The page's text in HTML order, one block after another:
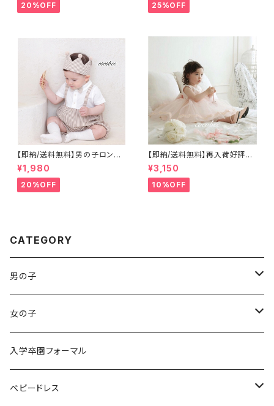
ー 子供 大人 フォーマル髪
飾り撮影発表会七五三
20%OFF
結婚式 面接フォーマルセット男
の子シャツ蝶ネクタイ付きサス
㎝ 80㎝ 90㎝ 100㎝110㎝ 12
25%OFF
【即納/送料無料】男の子ロンパ
ースベビーカバーオール蝶ネク
タイ付き男の子フォーマルロンパ
ースタキシードお食い初めロン
パースお誕生日フォーマル百日
¥1,980
20%OFF
【即納/送料無料】再入荷好評大
き目ハーフバースデー撮影セル
フ撮影バックリボンチュール ベ
ビードレス 子供ドレス フォーマ
ルドレス 入園式 卒園式 発表会
¥3,150
10%OFF
CATEGORY
男の子
袴ロンパース
女の子
袴ロンパース
入学卒園フォーマル
ベビードレス